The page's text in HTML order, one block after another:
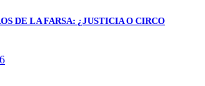
DE LA FARSA: ¿JUSTICIA O CIRCO